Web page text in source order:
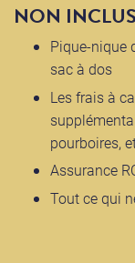
NON INCLUS
Pique-nique
sac à dos
Les frais à
pourboires,
Assurance
Tout ce qui